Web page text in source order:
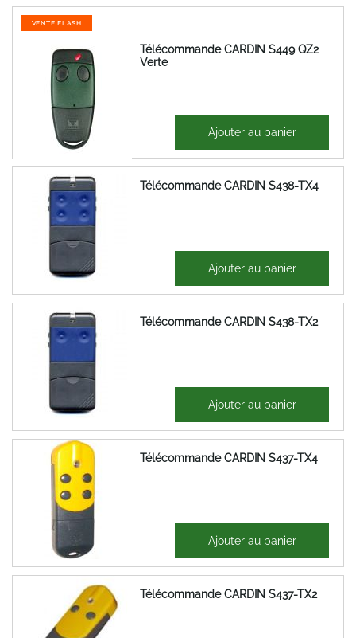
VENTE FLASH
Télécommande CARDIN S449 QZ2
Verte
24,73 €
20,61 € Ajouter au panier
Télécommande CARDIN S438-TX4
51,43 €
Ajouter au panier
Télécommande CARDIN S438-TX2
46,08 €
Ajouter au panier
Télécommande CARDIN S437-TX4
42,15 €
35,12 € Ajouter au panier
Télécommande CARDIN S437-TX2